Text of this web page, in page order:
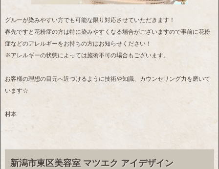
グルーが染みやすい方でも可能な限り対応させていただきます！
春先ですと花粉症の方は特に染みやすくなる場合がございますので事前に花粉
症などのアレルギーをお持ちの方はお知らせください！
※アレルギーの状態によっては施術不可の場合もございます。
お客様の理想の目元へ近づけるように技術や知識、カウンセリング力を磨いて
います☆
村本
新潟市東区美容室 マツエク アイデザイン